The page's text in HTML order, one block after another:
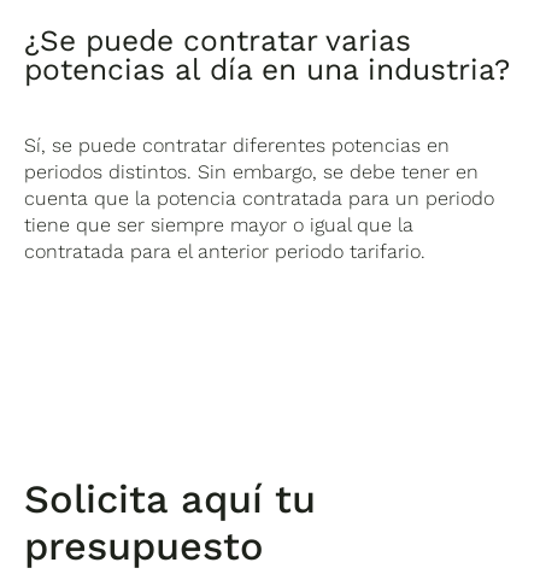
¿Se puede contratar varias
potencias al día en una industria?
Sí, se puede contratar diferentes potencias en
periodos distintos. Sin embargo, se debe tener en
cuenta que la potencia contratada para un periodo
tiene que ser siempre mayor o igual que la
contratada para el anterior periodo tarifario.
Solicita aquí tu
presupuesto